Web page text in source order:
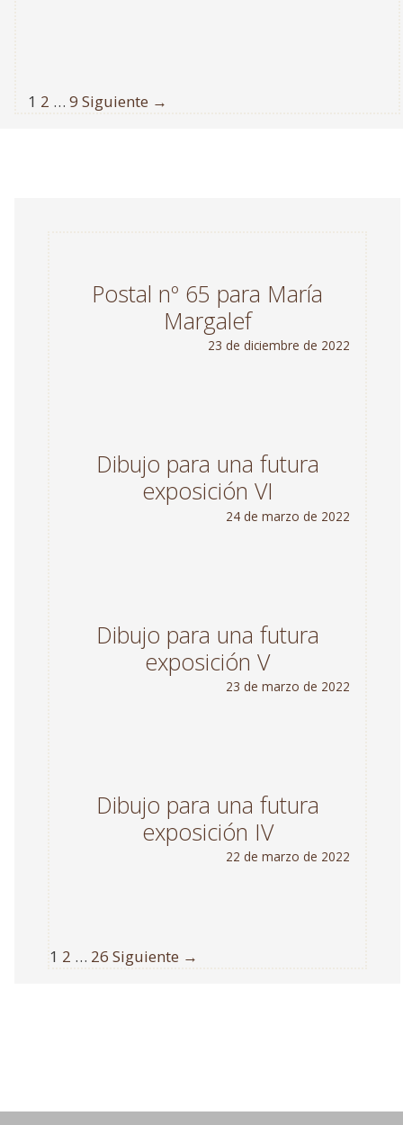
1 2 … 9 Siguiente →
Postal nº 65 para María
Margalef
23 de diciembre de 2022
Dibujo para una futura
exposición VI
24 de marzo de 2022
Dibujo para una futura
exposición V
23 de marzo de 2022
Dibujo para una futura
exposición IV
22 de marzo de 2022
1 2 … 26 Siguiente →